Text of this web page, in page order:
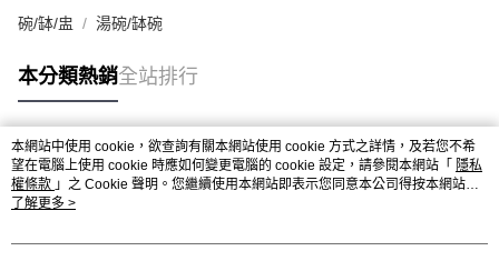
碗/缽/盅 湯碗/缽碗
本分類熱銷全站排行
熱門標籤
本網站中使用 cookie，欲查詢有關本網站使用 cookie 方式之詳情，及若您不希
望在電腦上使用 cookie 時應如何變更電腦的 cookie 設定，請參閱本網站「 隱私
權條款 」之 Cookie 聲明。您繼續使用本網站即表示您同意本公司得按本網站使
用條款之 Cookie 聲明使用 cookie。
了解更多 >